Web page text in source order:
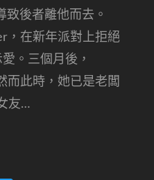
致後者離他而去。
，在新年派對上拒絕
。三個月後，
而此時，她已是老闆
友…